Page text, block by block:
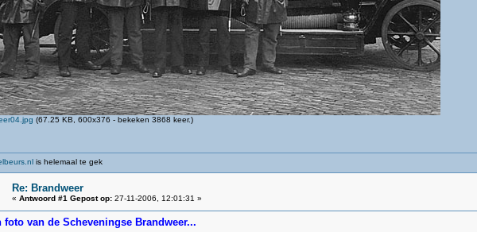
(67.25 KB, 600x376 - bekeken 3868 keer.)
is helemaal te gek
Re: Brandweer
« Antwoord #1 Gepost op:27-11-2006, 12:01:31 »
foto van de Scheveningse Brandweer...